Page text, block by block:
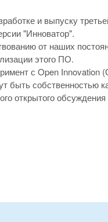
и выпуску
"Инноватор".
от наших
этого ПО.
с Open
быть собственностью
открытого